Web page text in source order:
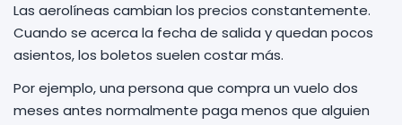
Las aerolíneas cambian los precios constantemente.
Cuando se acerca la fecha de salida y quedan pocos
asientos, los boletos suelen costar más.
Por ejemplo, una persona que compra un vuelo dos
meses antes normalmente paga menos que alguien